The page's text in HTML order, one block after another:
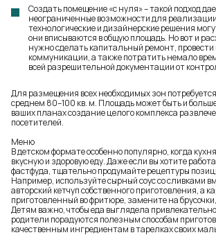
Создать помещение «с нуля» – такой подход
неограниченные возможности для
технологические и дизайнерские решения
они вписываются в общую площадь. Но вот и
нужно сделать капитальный ремонт, провести
коммуникации, а также потратить немало
всей разрешительной документации от
Для размещения всех необходимых зон
среднем 80–100 кв. м. Площадь может быть и
ваших планах создание целого комплекса
посетителей.
Меню
В детском формате особенно популярно, когда
вкусную и здоровую еду. Даже если вы хотите
фастфуда, тщательно продумайте рецептуры
Например, используйте сырный соус со сливками
авторский кетчуп собственного приготовления, а
приготовленный во фритюре, замените на
Детям важно, чтобы еда выглядела
родители порадуются полезным способам
качественным ингредиентам в тарелках своих